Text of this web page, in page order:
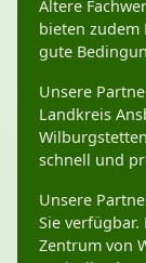
Ältere
bieten zudem
gute
Unsere
Landkreis
schnell und
Unsere
Sie
Zentrum von